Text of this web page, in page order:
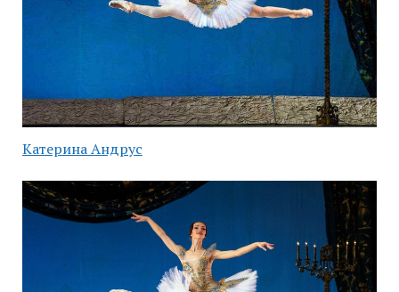
Катерина Андрус